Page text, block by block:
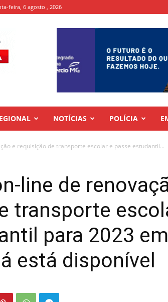
feira, 6 agosto , 2026
NOTÍCIAS POLÍCIA
e requisição de transporte escolar e passe estudantil...
line de
transporte
para 2023 em
está disponível